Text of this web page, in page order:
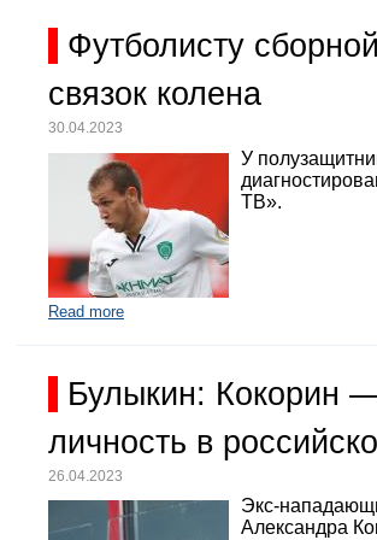
Футболисту
связок колена
30.04.2023
У
ТВ».
Read more
Булыкин: Кокорин
личность в
26.04.2023
Экс-
Александра